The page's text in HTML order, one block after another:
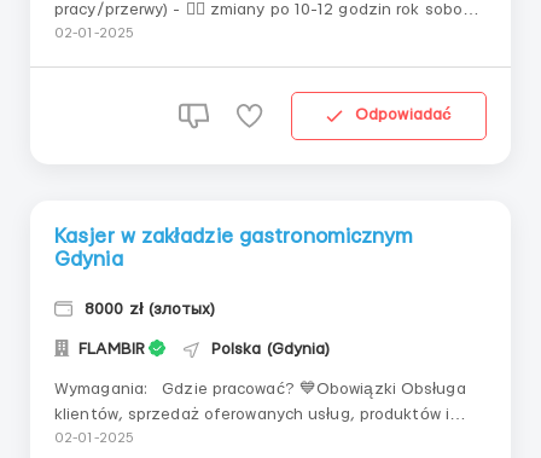
pracy/przerwy) - ❤️‍🔥 zmiany po 10-12 godzin rok sobota
pracująca ⏱️przerwa 25 min - płatna! 🏠
02-01-2025
Odpowiadać
Kasjer w zakładzie gastronomicznym
Gdynia
8000 zł (злотых)
FLAMBIR Polska (Gdynia)
Wymagania: Gdzie pracować? 💙Obowiązki Obsługa
klientów, sprzedaż oferowanych usług, produktów i
potraw, zachowanie osobistego wyglądu i czystości
02-01-2025